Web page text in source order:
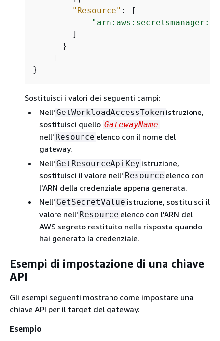
"Resource" : [
        ]
      }
    ]
}
Sostituisci i valori dei seguenti campi:
Nell' GetWorkloadAccessToken istruzione,
sostituisci quello GatewayName
nell' Resource elenco con il nome del
gateway.
Nell' GetResourceApiKey istruzione,
sostituisci il valore nell' Resource elenco con
l'ARN della credenziale appena generata.
Nell' GetSecretValue istruzione, sostituisci il
valore nell' Resource elenco con l'ARN del
AWS segreto restituito nella risposta quando
hai generato la credenziale.
Esempi di impostazione di una chiave
API
Gli esempi seguenti mostrano come impostare una
chiave API per il target del gateway:
Esempio